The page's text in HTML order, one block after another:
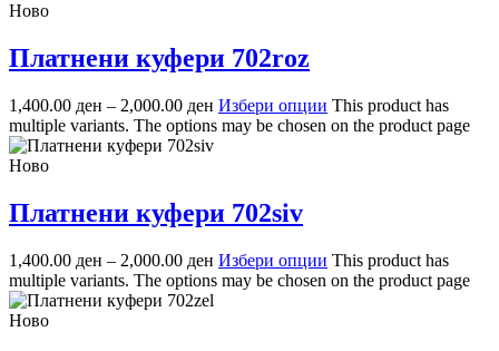
Ново
Платнени куфери 702roz
1,400.00 ден – 2,000.00 ден Избери опции This product has
multiple variants. The options may be chosen on the product page
Ново
Платнени куфери 702siv
1,400.00 ден – 2,000.00 ден Избери опции This product has
multiple variants. The options may be chosen on the product page
Ново